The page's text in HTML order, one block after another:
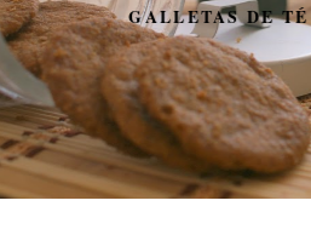
GALLETAS DE TÉ